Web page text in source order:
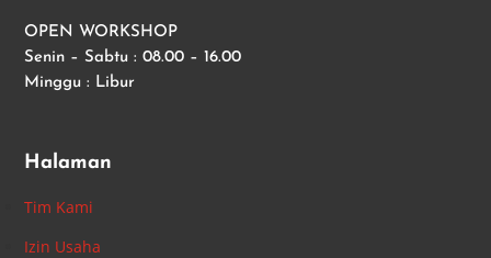
OPEN WORKSHOP
Senin – Sabtu : 08.00 – 16.00
Minggu : Libur
Halaman
Tim Kami
Izin Usaha